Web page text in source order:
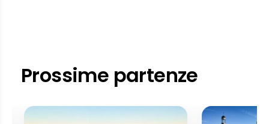
Prossime partenze